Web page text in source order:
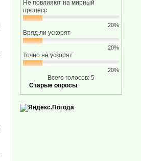
Не повлияют на мирный
процесс
20%
Вряд ли ускорят
20%
Точно не ускорят
20%
Всего голосов: 5
Старые опросы